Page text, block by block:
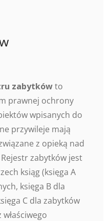
zabytkówto
prawnej ochrony
wpisanych do
przywileje mają
z opieką nad
zabytków jest
ksiąg (księga A
księga B dla
C dla zabytków